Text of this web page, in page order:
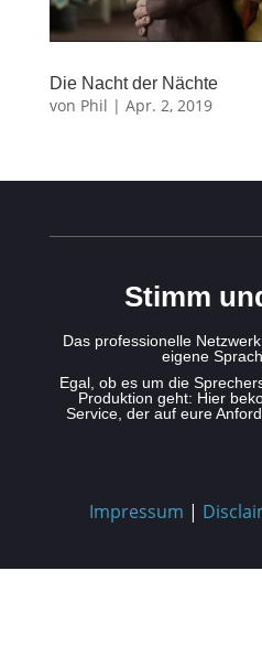
Die Nacht der Nächte
von Phil | Apr. 2, 2019
Stimm
Das professionelle
eigene
Egal, ob es um die
Produktion geht: Hier
Service, der auf eure
Impressum |